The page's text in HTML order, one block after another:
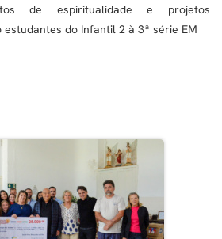
de espiritualidade e projetos
estudantes do Infantil 2 à 3ª série EM